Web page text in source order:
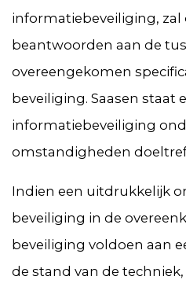
informatiebeveiliging, zal
beantwoorden aan de
overeengekomen
beveiliging. Saasen staat
informatiebeveiliging
omstandigheden
Indien een uitdrukkelijk
beveiliging in de
beveiliging voldoen aan
de stand van de